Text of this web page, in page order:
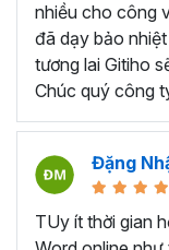
Bất kể ai đang có
khóa học này đều
ngành nghề nào:
Sinh viên,
luận văn.
Nhân viên
nghiệp vụ
cáo,...
Ứng viên
nhiều cho công
đã dạy bảo
tương lai Gitiho
Chúc quý công
Đặng
TUy ít thời gian